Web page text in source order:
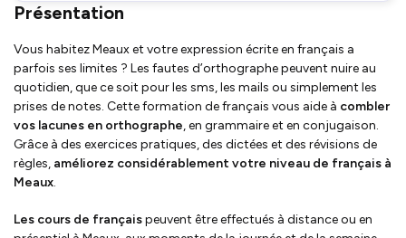
Présentation
Vous habitez Meaux et votre expression écrite en français a
parfois ses limites ? Les fautes d’orthographe peuvent nuire au
quotidien, que ce soit pour les sms, les mails ou simplement les
prises de notes. Cette formation de français vous aide à combler
vos lacunes en orthographe, en grammaire et en conjugaison.
Grâce à des exercices pratiques, des dictées et des révisions de
règles, améliorez considérablement votre niveau de français à
Meaux.
Les cours de françaispeuvent être effectués à distance ou en